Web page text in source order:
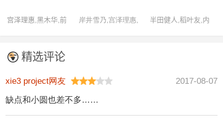
濑户康史,铃木拡树,
松田贤二,松元环季,
宫泽理惠,黑木华,前
圭史
岸井雪乃,宫泽理惠,
创一
半田健人,稻叶友,内
精选评论
xie3 project网友
2017-08-07
缺点和小圆也差不多……